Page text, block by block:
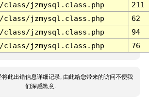
class/jzmysql.class.php
211
class/jzmysql.class.php
62
class/jzmysql.class.php
94
class/jzmysql.class.php 76
将此出错信息详细记录, 由此给您带来的访问不便我
们深感歉意.